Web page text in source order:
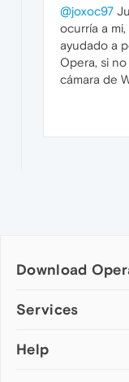
@joxoc97
ocurría a
ayudado a
Opera, si
cámara de
Download
Computer browsers
Opera for Mac
Services
Add-ons
Help